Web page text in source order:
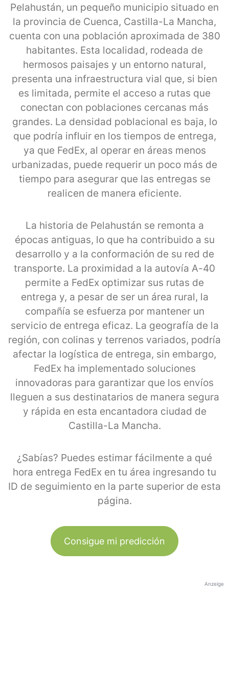
Pelahustán, un pequeño municipio situado en
la provincia de Cuenca, Castilla-La Mancha,
cuenta con una población aproximada de 380
habitantes. Esta localidad, rodeada de
hermosos paisajes y un entorno natural,
presenta una infraestructura vial que, si bien
es limitada, permite el acceso a rutas que
conectan con poblaciones cercanas más
grandes. La densidad poblacional es baja, lo
que podría influir en los tiempos de entrega,
ya que FedEx, al operar en áreas menos
urbanizadas, puede requerir un poco más de
tiempo para asegurar que las entregas se
realicen de manera eficiente.
La historia de Pelahustán se remonta a
épocas antiguas, lo que ha contribuido a su
desarrollo y a la conformación de su red de
transporte. La proximidad a la autovía A-40
permite a FedEx optimizar sus rutas de
entrega y, a pesar de ser un área rural, la
compañía se esfuerza por mantener un
servicio de entrega eficaz. La geografía de la
región, con colinas y terrenos variados, podría
afectar la logística de entrega, sin embargo,
FedEx ha implementado soluciones
innovadoras para garantizar que los envíos
lleguen a sus destinatarios de manera segura
y rápida en esta encantadora ciudad de
Castilla-La Mancha.
¿Sabías? Puedes estimar fácilmente a qué
hora entrega FedEx en tu área ingresando tu
ID de seguimiento en la parte superior de esta
página.
Consigue mi predicción
Anzeige